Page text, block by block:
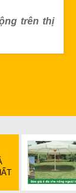
trên thị